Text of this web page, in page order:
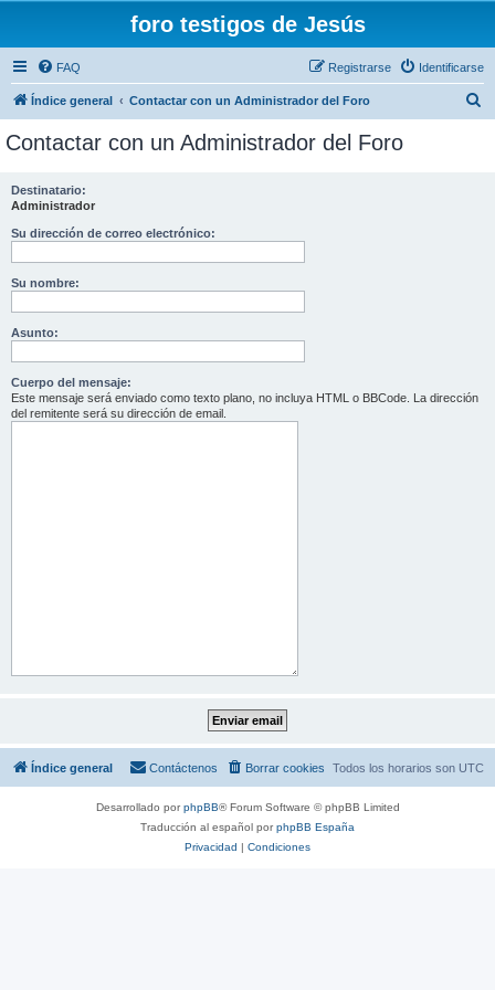
foro testigos de Jesús
FAQ Identificarse
Registrarse
Índice general Contactar con un Administrador del Foro
Contactar con un Administrador del Foro
Destinatario:
Administrador
Su dirección de correo electrónico:
Su nombre:
Asunto:
Cuerpo del mensaje:
Este mensaje será enviado como texto plano, no incluya HTML o BBCode. La dirección
del remitente será su dirección de email.
Índice general Todos los horarios son UTC
Borrar cookies
Contáctenos
Desarrollado porphpBB® Forum Software © phpBB Limited
Traducción al español porphpBB España
Privacidad | Condiciones